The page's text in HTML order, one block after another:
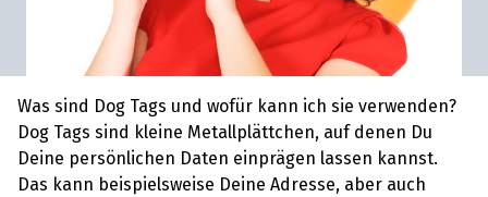
Was sind Dog Tags und wofür kann ich sie verwenden?
Dog Tags sind kleine Metallplättchen, auf denen Du
Deine persönlichen Daten einprägen lassen kannst.
Das kann beispielsweise Deine Adresse, aber auch